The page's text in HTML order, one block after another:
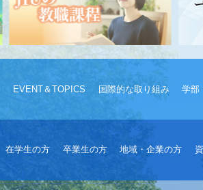
EVENT＆TOPICS 国際的な取り組み 学部
在学生の方 卒業生の方 地域・企業の方